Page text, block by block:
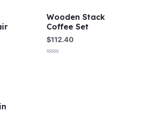
Wooden Stack
Coffee Set
$112.40